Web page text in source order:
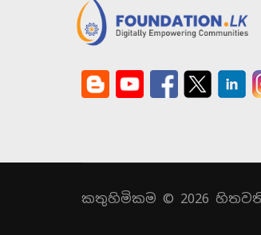
කතුහිමිකම © 2026